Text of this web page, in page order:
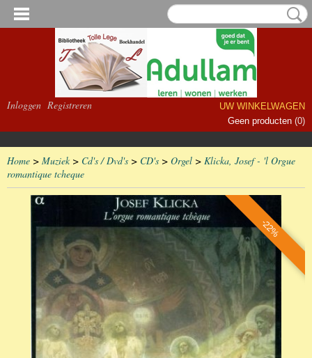
Inloggen Registreren
UW WINKELWAGEN
Geen producten (0)
Home > Muziek> Cd's / Dvd's > CD's > Orgel > Klicka, Josef - 'l Orgue
romantique tcheque
-22%